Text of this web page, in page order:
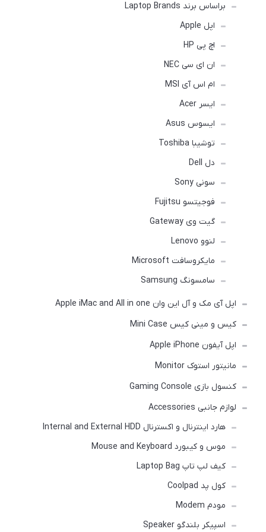
براساس برند Laptop Brands
اپل Apple
اچ پی HP
ان ای سی NEC
ام اس آی MSI
ایسر Acer
ایسوس Asus
توشیبا Toshiba
دل Dell
سونی Sony
فوجیتسو Fujitsu
گیت وی Gateway
لنوو Lenovo
مایکروسافت Microsoft
سامسونگ Samsung
اپل آی مک و آل این وان Apple iMac and All in one
کیس و مینی کیس Mini Case
اپل آیفون Apple iPhone
مانیتور استوک Monitor
کنسول بازی Gaming Console
لوازم جانبی Accessories
هارد اینترنال و اکسترنال Internal and External HDD
موس و کیبورد Mouse and Keyboard
کیف لپ تاپ Laptop Bag
کول پد Coolpad
مودم Modem
اسپیکر بلندگو Speaker